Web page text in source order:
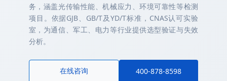
务，涵盖光传输性能、机械应力、环境可靠性等检测
项目。依据GJB、GB/T及YD/T标准，CNAS认可实验
室，为通信、军工、电力等行业提供选型验证与失效
分析。
在线咨询 400-878-8598